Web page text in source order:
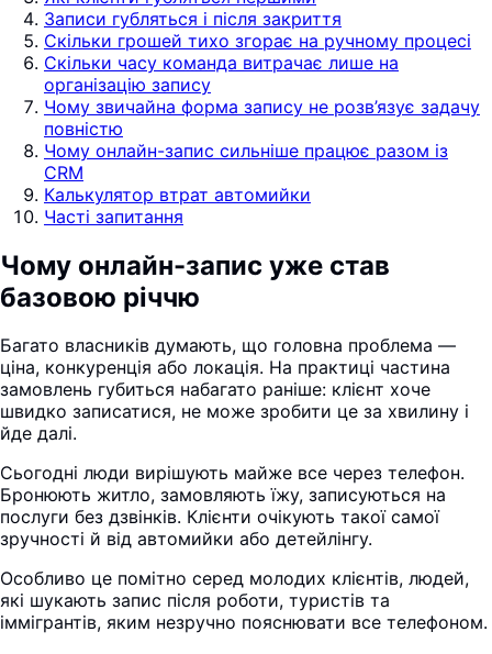
Записи губляться і після закриття
Скільки грошей тихо згорає на ручному процесі
Скільки часу команда витрачає лише на
організацію запису
Чому звичайна форма запису не розв’язує задачу
повністю
Чому онлайн-запис сильніше працює разом із
CRM
Калькулятор втрат автомийки
Часті запитання
Чому онлайн-запис уже став
базовою річчю
Багато власників думають, що головна проблема —
ціна, конкуренція або локація. На практиці частина
замовлень губиться набагато раніше: клієнт хоче
швидко записатися, не може зробити це за хвилину і
йде далі.
Сьогодні люди вирішують майже все через телефон.
Бронюють житло, замовляють їжу, записуються на
послуги без дзвінків. Клієнти очікують такої самої
зручності й від автомийки або детейлінгу.
Особливо це помітно серед молодих клієнтів, людей,
які шукають запис після роботи, туристів та
іммігрантів, яким незручно пояснювати все телефоном.